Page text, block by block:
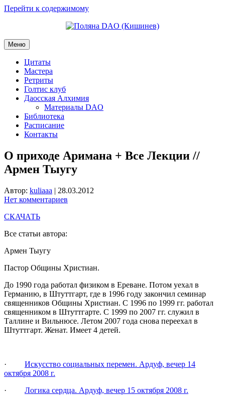
Перейти к содержимому
Меню
Цитаты
Мастера
Ретриты
Голтис клуб
Даосская Алхимия
Материалы DAO
Библиотека
Расписание
Контакты
О приходе Аримана + Все Лекции //
Армен Тыугу
Автор: kuliaaa | 28.03.2012
Нет комментариев
СКАЧАТЬ
Все статьи автора:
Армен Тыугу
Пастор Общины Христиан.
До 1990 года работал физиком в Ереване. Потом уехал в
Германию, в Штуттгарт, где в 1996 году закончил семинар
священников Общины Христиан. С 1996 по 1999 гг. работал
священником в Штуттгарте. С 1999 по 2007 гг. служил в
Таллине и Вильнюсе. Летом 2007 года снова переехал в
Штуттгарт. Женат. Имеет 4 детей.
· Искусство социальных перемен. Ардуф, вечер 14
октября 2008 г.
· Логика сердца. Ардуф, вечер 15 октября 2008 г.